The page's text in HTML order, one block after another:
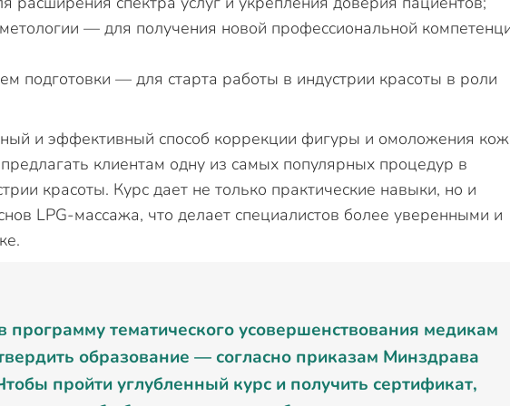
— для получения новой профессиональной
подготовки — для старта работы в индустрии красоты в роли
и эффективный способ коррекции фигуры и омоложения
клиентам одну из самых популярных процедур в
красоты. Курс дает не только практические навыки, но и
LPG-массажа, что делает специалистов более уверенными и
программу тематического усовершенствования медикам
образование — согласно приказам Минздрава
пройти углубленный курс и получить сертификат,